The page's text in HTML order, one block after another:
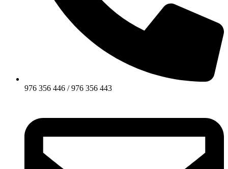
976 356 446 / 976 356 443